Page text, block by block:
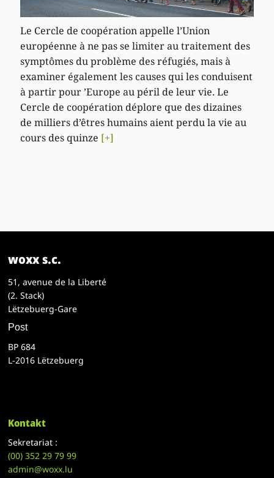
Le Cercle de coopération appelle l’Union
européenne à ne pas se limiter au traitement des
symptômes du problème des réfugiés, mais à
examiner également les causes qui les conduisent
à partir pour ’Europe au péril de leur vie. Le
Cercle de coopération déplore que des dizaines
de milliers d’êtres humains aient perdu la vie au
cours des quinze [+]
woxx s.c.
51, avenue de la Liberté
(2. Stack)
Lëtzebuerg-Gare
Post
BP 684
L-2016 Lëtzebuerg
Kontakt
Sekretariat :
(00)352 29 79 99
admin@woxx.lu